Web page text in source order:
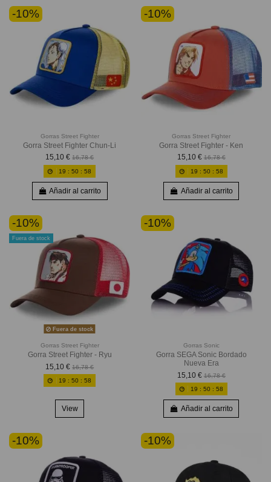
-10%
Gorras Street Fighter
Gorra Street Fighter Chun-Li
15,10 € 16,78 €
19 :50 :56
Añadir al carrito
-10%
Gorras Street Fighter
Gorra Street Fighter - Ken
15,10 € 16,78 €
19 : 50 : 56
Añadir al carrito
-10%
Fuera de stock
Fuera de stock
Gorras Street Fighter
Gorra Street Fighter - Ryu
15,10 € 16,78 €
19 :50 :56
View
-10%
Gorras Sonic
Gorra SEGA Sonic Bordado
Nueva Era
15,10 € 16,78 €
19 : 50 : 56
Añadir al carrito
-10% -10%